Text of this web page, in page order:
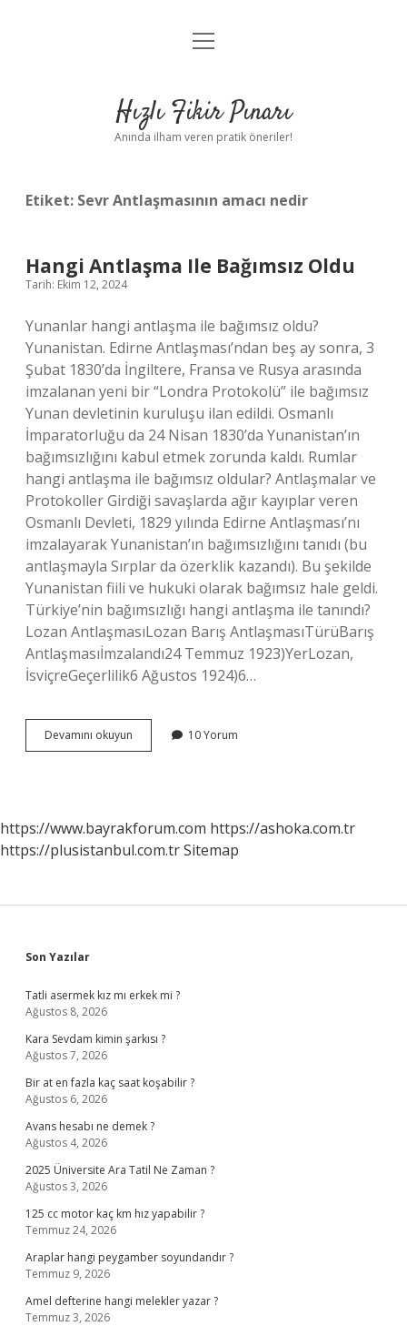
Anasayfa
Yasal Uyarı
menüyü
Hızlı Fikir Pınarı
Anında ilham veren pratik öneriler!
Etiket: Sevr Antlaşmasının amacı nedir
Hangi Antlaşma Ile Bağımsız Oldu
Tarih: Ekim 12, 2024
Yunanlar hangi antlaşma ile bağımsız oldu?
Yunanistan. Edirne Antlaşması’ndan beş ay sonra, 3
Şubat 1830’da İngiltere, Fransa ve Rusya arasında
imzalanan yeni bir “Londra Protokolü” ile bağımsız
Yunan devletinin kuruluşu ilan edildi. Osmanlı
İmparatorluğu da 24 Nisan 1830’da Yunanistan’ın
bağımsızlığını kabul etmek zorunda kaldı. Rumlar
hangi antlaşma ile bağımsız oldular? Antlaşmalar ve
Protokoller Girdiği savaşlarda ağır kayıplar veren
Osmanlı Devleti, 1829 yılında Edirne Antlaşması’nı
imzalayarak Yunanistan’ın bağımsızlığını tanıdı (bu
antlaşmayla Sırplar da özerklik kazandı). Bu şekilde
Yunanistan fiili ve hukuki olarak bağımsız hale geldi.
Türkiye’nin bağımsızlığı hangi antlaşma ile tanındı?
Lozan AntlaşmasıLozan Barış AntlaşmasıTürüBarış
Antlaşmasıİmzalandı24 Temmuz 1923)YerLozan,
İsviçreGeçerlilik6 Ağustos 1924)6…
Devamını okuyun
Antlaşma
10 Yorum
https://www.bayrakforum.com https://ashoka.com.tr
https://plusistanbul.com.trSitemap
Sidebar
Son Yazılar
Tatli asermek kız mı erkek mi ?
Ağustos 8, 2026
Kara Sevdam kimin şarkısı ?
Ağustos 7, 2026
Bir at en fazla kaç saat koşabilir ?
Ağustos 6, 2026
Avans hesabı ne demek ?
Ağustos 4, 2026
2025 Üniversite Ara Tatil Ne Zaman ?
Ağustos 3, 2026
125 cc motor kaç km hız yapabilir ?
Temmuz 24, 2026
Araplar hangi peygamber soyundandır ?
Temmuz 9, 2026
Amel defterine hangi melekler yazar ?
Temmuz 3, 2026